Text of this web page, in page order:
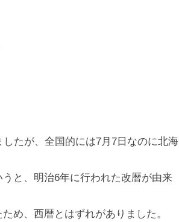
たが、全国的には7月7日なのに北海
と、明治6年に行われた改暦が由来
め、西暦とはずれがありました。